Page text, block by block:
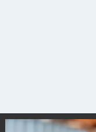
サイトについて